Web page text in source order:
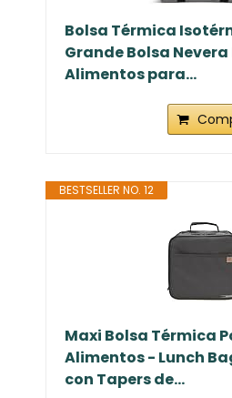
Bolsa Térmica
Grande Bolsa
Alimentos para...
BESTSELLER NO. 12
Maxi Bolsa Térmica
Alimentos - Lunch
con Tapers de...